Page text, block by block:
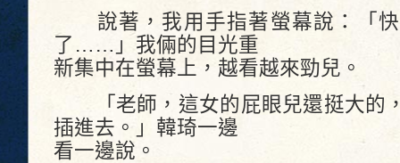
說著，我用手指著螢幕說：「快
了……」我倆的目光重
新集中在螢幕上，越看越來勁兒。
「老師，這女的屁眼兒還挺大的
插進去。」韓琦一邊
看一邊說。